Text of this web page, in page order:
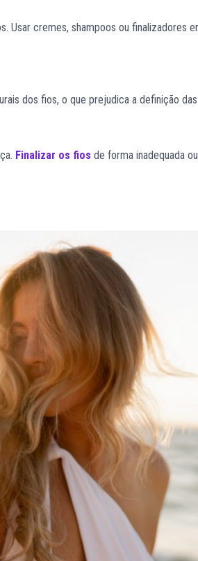
Usar cremes, shampoos ou finalizadores
dos fios, o que prejudica a definição das
Finalizar os fios de forma inadequada